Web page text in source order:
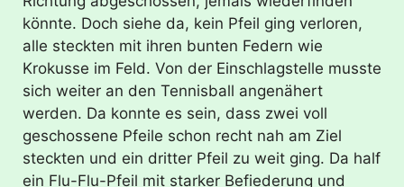
könnte. Doch siehe da, kein Pfeil ging verloren,
alle steckten mit ihren bunten Federn wie
Krokusse im Feld. Von der Einschlagstelle musste
sich weiter an den Tennisball angenähert
werden. Da konnte es sein, dass zwei voll
geschossene Pfeile schon recht nah am Ziel
steckten und ein dritter Pfeil zu weit ging. Da half
ein Flu-Flu-Pfeil mit starker Befiederung und